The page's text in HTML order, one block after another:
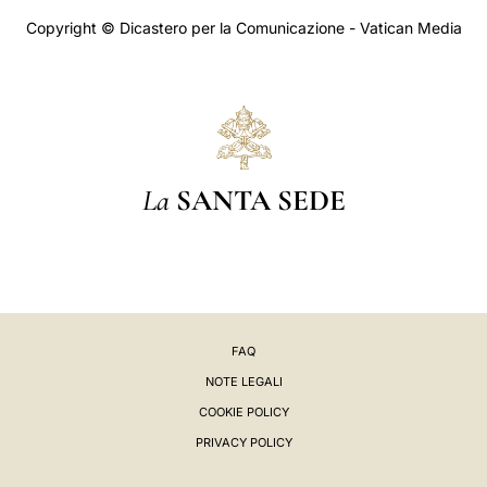
Copyright © Dicastero per la Comunicazione - Vatican Media
La SANTA SEDE
FAQ
NOTE LEGALI
COOKIE POLICY
PRIVACY POLICY